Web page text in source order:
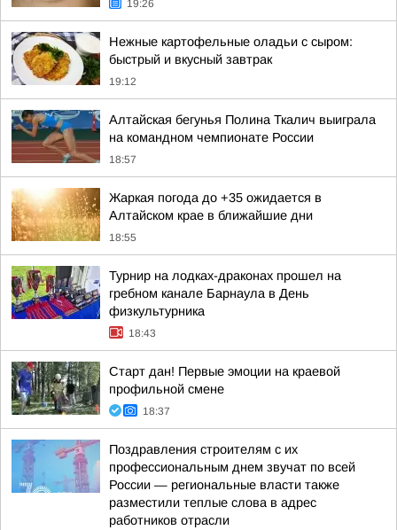
19:26
Нежные картофельные оладьи с сыром:
быстрый и вкусный завтрак
19:12
Алтайская бегунья Полина Ткалич выиграла
на командном чемпионате России
18:57
Жаркая погода до +35 ожидается в
Алтайском крае в ближайшие дни
18:55
Турнир на лодках-драконах прошел на
гребном канале Барнаула в День
физкультурника
18:43
Старт дан! Первые эмоции на краевой
профильной смене
18:37
Поздравления строителям с их
профессиональным днем звучат по всей
России — региональные власти также
разместили теплые слова в адрес
работников отрасли